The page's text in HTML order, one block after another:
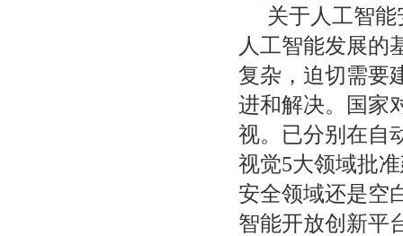
关于人工智
人工智能发展的
复杂，迫切需要
进和解决。国家
视。已分别在自
视觉5大领域批
安全领域还是空
智能开放创新平